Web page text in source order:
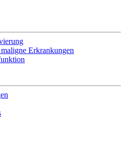
Erkrankungen